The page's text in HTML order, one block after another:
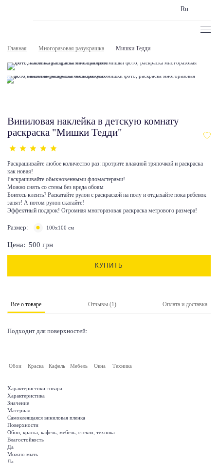
Ru
Главная Многоразовая разукрашка Мишки Тедди
Виниловая наклейка в детскую комнату
раскраска "Мишки Тедди"
Раскрашивайте любое количество раз: протрите влажной тряпочкой и раскраска
как новая!
Раскрашивайте обыкновенными фломастерами!
Можно снять со стены без вреда обоям
Боитесь клеить? Раскатайте рулон с раскраской на полу и отдыхайте пока ребенок
занят! А потом рулон скатайте!
Эффектный подарок! Огромная многоразовая раскраска метрового размера!
Размер: 100х100 см
Цена: 500 грн
КУПИТЬ
Все о товаре Отзывы (1) Оплата и доставка
Подходит для поверхностей:
Обои Краска Кафель Мебель Окна Техника
Характеристики товара
Характеристика
Значение
Материал
Самоклеящаяся виниловая пленка
Поверхности
Обои, краска, кафель, мебель, стекло, техника
Влагостойкость
Да
Можно мыть
Да